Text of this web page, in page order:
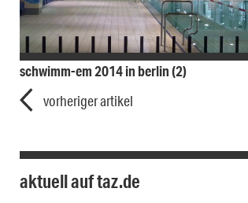
schwimm-em 2014 in berlin (2)
vorheriger artikel
aktuell auf taz.de